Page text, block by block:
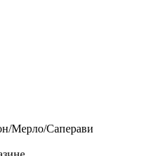
Мерло/Саперави